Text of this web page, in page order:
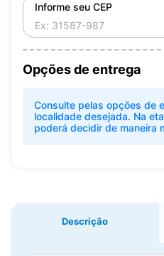
Informe seu CEP
Opções de entrega
Consulte pelas opções de
localidade desejada. Na
poderá decidir de maneira
Descrição